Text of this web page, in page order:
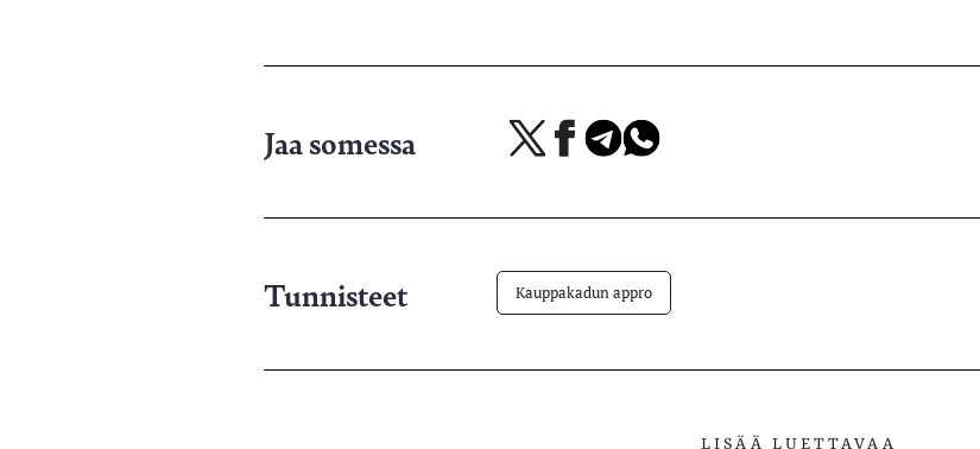
Jaa somessa
Jaa
palvelussa
Jaa Jaa Jaa
Tunnisteet Kauppakadun appro
LISÄÄ LUETTAVAA